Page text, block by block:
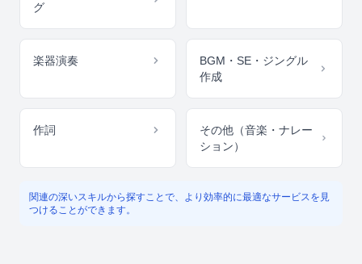
グ
楽器演奏
BGM・SE・ジングル
作成
作詞
その他（音楽・ナレー
ション）
関連の深いスキルから探すことで、より効率的に最適なサービスを見
つけることができます。